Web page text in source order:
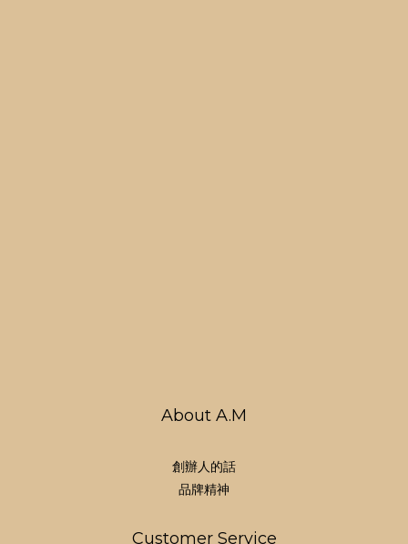
About A.M
創辦人的話
品牌精神
Customer Service